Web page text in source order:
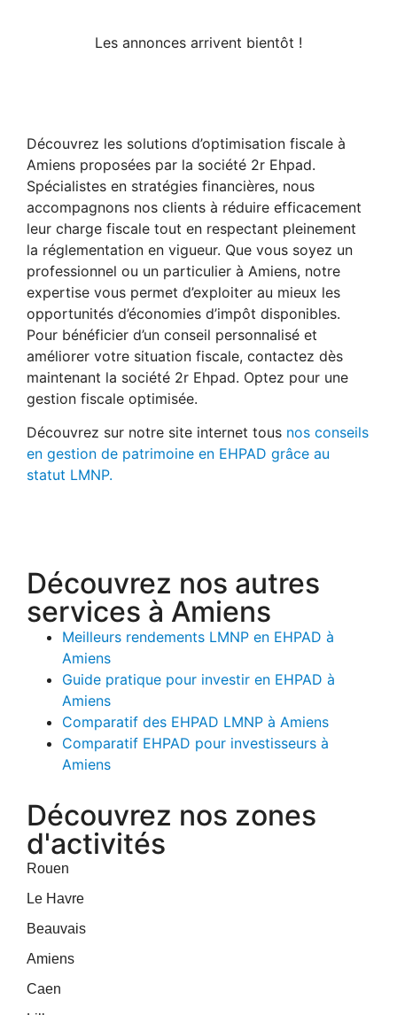
Les annonces arrivent bientôt !
Découvrez les solutions d’optimisation fiscale à
Amiens proposées par la société 2r Ehpad.
Spécialistes en stratégies financières, nous
accompagnons nos clients à réduire efficacement
leur charge fiscale tout en respectant pleinement
la réglementation en vigueur. Que vous soyez un
professionnel ou un particulier à Amiens, notre
expertise vous permet d’exploiter au mieux les
opportunités d’économies d’impôt disponibles.
Pour bénéficier d’un conseil personnalisé et
améliorer votre situation fiscale, contactez dès
maintenant la société 2r Ehpad. Optez pour une
gestion fiscale optimisée.
Découvrez sur notre site internet tous nos conseils
en gestion de patrimoine en EHPAD grâce au
statut LMNP.
Découvrez nos autres
services à Amiens
Meilleurs rendements LMNP en EHPAD à
Amiens
Guide pratique pour investir en EHPAD à
Amiens
Comparatif des EHPAD LMNP à Amiens
Comparatif EHPAD pour investisseurs à
Amiens
Découvrez nos zones
d'activités
Rouen
Le Havre
Beauvais
Amiens
Caen